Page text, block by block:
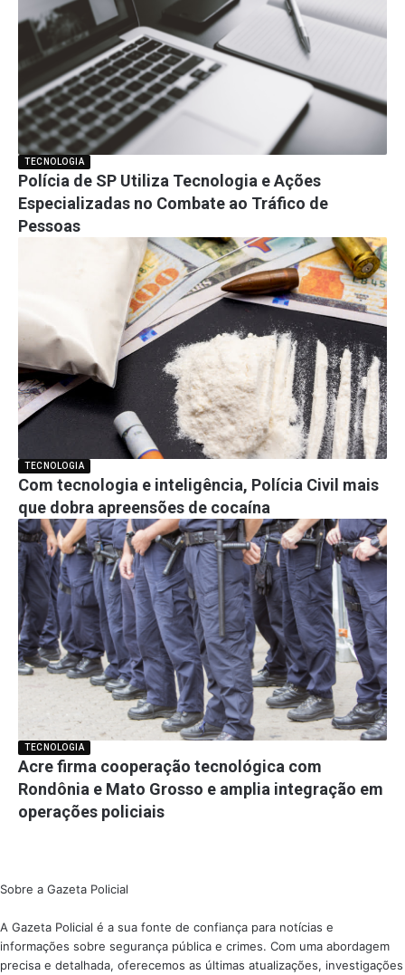
TECNOLOGIA
Polícia de SP Utiliza Tecnologia e Ações
Especializadas no Combate ao Tráfico de
Pessoas
TECNOLOGIA
Com tecnologia e inteligência, Polícia Civil mais
que dobra apreensões de cocaína
TECNOLOGIA
Acre firma cooperação tecnológica com
Rondônia e Mato Grosso e amplia integração em
operações policiais
Sobre a Gazeta Policial
A Gazeta Policial é a sua fonte de confiança para notícias e
informações sobre segurança pública e crimes. Com uma abordagem
precisa e detalhada, oferecemos as últimas atualizações, investigações